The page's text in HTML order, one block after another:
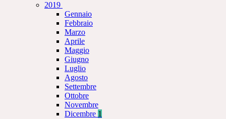
2019
Gennaio
Febbraio
Marzo
Aprile
Maggio
Giugno
Luglio
Agosto
Settembre
Ottobre
Novembre
Dicembre 1